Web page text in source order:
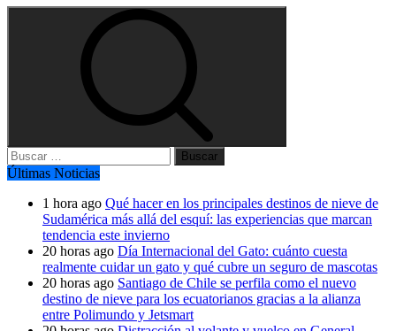
Buscar:
Últimas Noticias
1 hora ago Qué hacer en los principales destinos de nieve de
Sudamérica más allá del esquí: las experiencias que marcan
tendencia este invierno
20 horas ago Día Internacional del Gato: cuánto cuesta
realmente cuidar un gato y qué cubre un seguro de mascotas
20 horas ago Santiago de Chile se perfila como el nuevo
destino de nieve para los ecuatorianos gracias a la alianza
entre Polimundo y Jetsmart